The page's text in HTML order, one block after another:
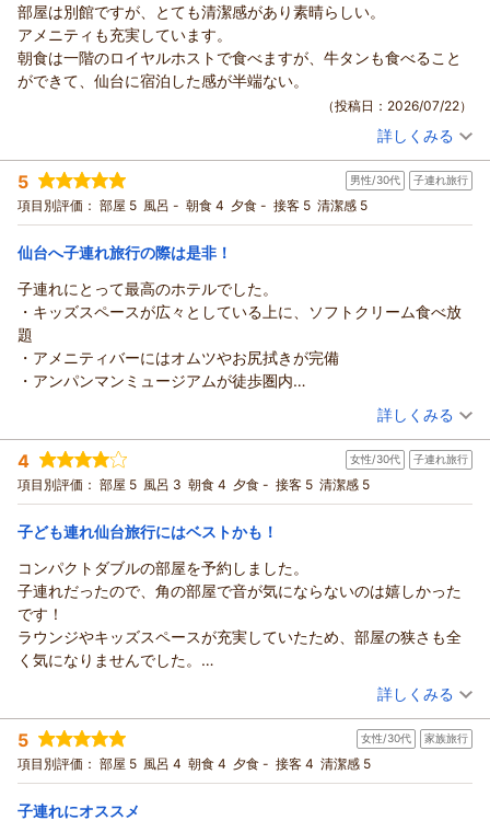
（返信日：2026/07/26）
支配人
どのようなご要望であっても、お客様に寄り添ったおもてなし
を心がけておりますので、その想いが届いたのであれば幸いで
す。
ホテル自慢の駄菓子バーにつきましても、品揃えやラインナッ
プまで高くご評価いただき大変感激しております。
お子様はもちろん、大人のお客様にも童心に帰ってワクワクし
ていただきたいという想いでご用意しておりますので、「つい
沢山食べてしまった」「懐かしい気持ちになれた」とのお言葉
は私どもにとって何よりの喜びでございます。
清潔なお部屋で駄菓子を味わうという、特別でリラックスした
夜をお過ごしいただけたようで何よりでございます。
別な体験をご提供できるよう、更なるサービスの向上に努めて
まいります。
また仙台へお越しの際には、ぜひ私どものホテルで寛ぎのひと
ときをお楽しみください。
お客様のまたのお帰りを、スタッフ一同心よりお待ち申し上げ
支配人
（返信日：2026/07/25）
日頃より私どものホテルをご愛顧いただき、誠にありがとうご
ざいます。
いつもご利用いただいているお客様からこのような温かいお言
葉を頂戴し、スタッフ一同大変嬉しく拝読いたしました。
お部屋はもちろんのこと、サウナにつきましても「清潔感がと
ても最高」との最高のお褒めをいただき、大変光栄に存じま
す。
私どものホテルでは皆様に気持ちよくリフレッシュしていただ
けるよう、日々の清掃と衛生管理には特に力を入れております
ので、その点をご評価いただけたことは清掃スタッフにとって
も大きな励みとなります。
幸いです。
「また利用させてもらいます」という心強いお言葉を糧に、こ
れからも何度お越しいただいても快適で安心できる空間をご提
供できるよう、現状に甘んじることなく精進してまいります。
次回のお帰りも、スタッフ一同心よりお待ち申し上げておりま
フロント 佐々木
支配人
（返信日：2026/07/25）
部屋は別館ですが、とても清潔感があり素晴らしい。
アメニティも充実しています。
朝食は一階のロイヤルホストで食べますが、牛タンも食べること
ができて、仙台に宿泊した感が半端ない。
（投稿日：2026/07/22）
投稿者： ファイターさん(男性/50代)
宿泊プラン： 【朝食付き】ビジネスにおすすめ～ラウンジ利用・ウェルカム
ドリンクサービス付～
シングル 朝のみ
宿泊価格帯： 11,001～12,000円(大人一人あたり/税込)
この度は私どものホテルをご利用いただき、誠にありがとうご
ざいました。
また、お忙しい中温かいご感想をお寄せいただき、重ねて御礼
申し上げます。
別館のお部屋につきまして「とても清潔感があり素晴らしい」
とのお言葉を頂戴し、大変嬉しく拝読いたしました。
お客様にいつでも気持ちよくお過ごしいただけるよう、日々の
清掃とメンテナンスには特に力を入れておりますので、その点
をご評価いただけたことは清掃スタッフにとっても大きな励み
となります。
充実したアメニティもお役に立てたようで幸いです。
仙台名物の牛タンで「仙台に宿泊した感」を満喫していただけ
たとのこと、何よりでございます。
旅の大きな楽しみである朝のひとときが、お客様にとってご満
足いただける思い出となったのであれば、私どもにとってもこ
れ以上ない喜びでございます。
これからも、仙台でのご滞在がより快適で素晴らしいものとな
また仙台へお越しの際には、ぜひ私どものホテルへお帰りくだ
さい。
お客様のまたのお越しを、スタッフ一同心よりお待ち申し上げ
ております。
詳しくみる
5 男性/30代 子連れ旅行
項目別評価： 部屋 5 風呂 - 朝食 4 夕食 - 接客 5 清潔感 5
仙台へ子連れ旅行の際は是非！
子連れにとって最高のホテルでした。
・キッズスペースが広々としている上に、ソフトクリーム食べ放
題
・アメニティバーにはオムツやお尻拭きが完備
・アンパンマンミュージアムが徒歩圏内
・朝食の取り皿が東北新幹線のデザイン(子どものテンション↑)
・子どもが誕生日の場合、部屋に風船やプラネタリウムのサービ
ス(要事前連絡、公式SNS参照)
（投稿日：2026/07/21）
宿泊時期： 2026年07月宿泊 (子連れ旅行)
投稿者： 山本さん(男性/30代)
宿泊プラン： 【朝食付き】ロイヤルホストビュッフェ朝食付きプラン♪～フ
リードリンク付き
ツイン 朝のみ
宿泊価格帯： 16,001～17,000円(大人一人あたり/税込)
リッチモンドホテル仙台からの返信
この度は私どものホテルをご利用いただき、誠にありがとうご
ざいました。
また「子連れにとって最高のホテル」という大変光栄なお言葉
を頂戴し、スタッフ一同感激しております。
キッズスペースやソフトクリームのサービス、オムツ類のアメ
ニティなど、当ホテルが力を入れている取り組みを存分にご活
用いただけたようで何よりでございます。
朝食時の東北新幹線デザインの取り皿もお子様に喜んでいただ
き、朝から楽しくお召し上がりいただけたご様子を伺い、私ど
もも大変嬉しく拝読いたしました。
詳しくみる
4 女性/30代 子連れ旅行
項目別評価： 部屋 5 風呂 3 朝食 4 夕食 - 接客 5 清潔感 5
子ども連れ仙台旅行にはベストかも！
コンパクトダブルの部屋を予約しました。
子連れだったので、角の部屋で音が気にならないのは嬉しかった
です！
ラウンジやキッズスペースが充実していたため、部屋の狭さも全
く気になりませんでした。
ラウンジも常にスタッフの方が補充や清掃をしてくださっている
アメニティ等（貸出品含む）には、ベビーソープやオムツにおし
りふき、保湿剤まであり、普段の旅行よりも荷物を軽くして行け
るのも助かりました。ベッドガードやオムツ用のゴミ箱もありま
駄菓子やソフトクリームの他スープも飲めたのでゆっくりできま
（投稿日：2026/07/21）
宿泊時期： 2026年07月宿泊 (子連れ旅行)
投稿者： くまさん
宿泊プラン： 【朝食付き】～ランチ・ディナーで使えるロイヤルホスト
5,000円お食事券付き！ホテルステイ満喫プラン～
ダブル 朝のみ
宿泊価格帯： 10,001～11,000円(大人一人あたり/税込)
詳しくみる
5 女性/30代 家族旅行
項目別評価： 部屋 5 風呂 4 朝食 4 夕食 - 接客 4 清潔感 5
子連れにオススメ